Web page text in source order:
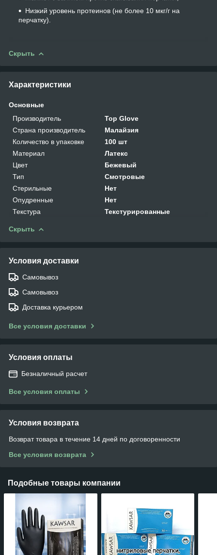
Низкий уровень протеинов (не более 10 мкг/г на
перчатку).
Скрыть
Характеристики
Основные
Производитель
Top Glove
Страна производитель
Малайзия
Количество в упаковке
100 шт
Материал
Латекс
Цвет
Бежевый
Тип
Смотровые
Стерильные
Нет
Опудренные
Нет
Текстура
Текстурированные
Скрыть
Условия доставки
Самовывоз
Самовывоз
Доставка курьером
Все условия доставки
Условия оплаты
Безналичный расчет
Все условия оплаты
Условия возврата
Возврат товара в течение 14 дней по договоренности
Все условия возврата
Подобные товары компании